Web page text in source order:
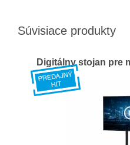
Súvisiace produkty
Digitálny stojan pre